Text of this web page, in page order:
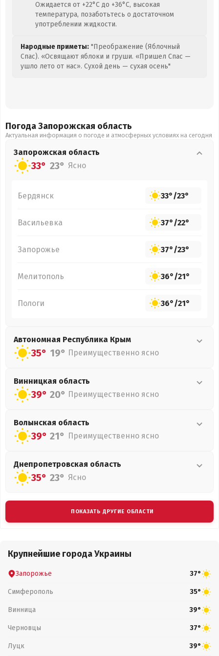
Ожидается от +22°C до +36°C, высокая
температура, позаботьтесь о достаточном
употреблении жидкости.
Народные приметы: "Преображение (Яблочный
Спас). «Освящают яблоки и груши. «Пришел Спас —
ушло лето от нас». Сухой день — сухая осень"
Погода Запорожская область
Актуальная информация о погоде и атмосферных условиях на сегодня
Запорожская область
33° 23° Ясно
Бердянск 33°/23°
Васильевка 37°/22°
Запорожье 37°/23°
Мелитополь 36°/21°
Пологи 36°/21°
Автономная Республика Крым
35° 19° Преимущественно ясно
Винницкая область
39° 20° Преимущественно ясно
Волынская область
39° 21° Преимущественно ясно
Днепропетровская область
35° 23° Ясно
ПОКАЗАТЬ ДРУГИЕ ОБЛАСТИ
Крупнейшие города Украины
Запорожье 37°
Симферополь 35°
Винница 39°
Черновцы 37°
Луцк 39°